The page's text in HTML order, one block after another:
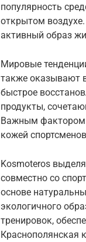
популярность
открытом
активный образ
Мировые
также оказывают
быстрое
продукты,
Важным фактором
кожей
Kosmoteros
совместно со
основе
экологичного
тренировок,
Краснополянская